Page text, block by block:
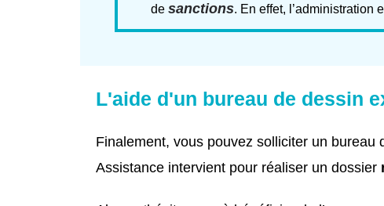
de sanctions. En effet, l’administration
L'aide d'un bureau de dessin
Finalement, vous pouvez solliciter un
Assistance intervient pour réaliser un dossier